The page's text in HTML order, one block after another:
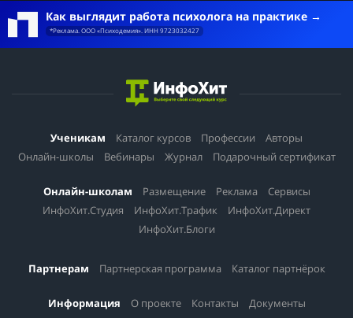
Как выглядит работа психолога на практике
*Реклама. ООО «Психодемия». ИНН 9723032427
Ученикам Каталог курсов Профессии
Авторы
Онлайн-школы
Вебинары Журнал Подарочный сертификат
Онлайн-школам Размещение Реклама
Сервисы
ИнфоХит.Студия
ИнфоХит.Трафик
ИнфоХит.Директ
ИнфоХит.Блоги
Партнерам Партнерская программа Каталог партнёрок
Информация О проекте Контакты
Документы